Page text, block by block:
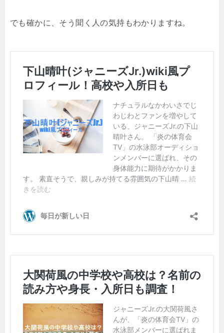
でも確かに、そう聞く人の気持もわかりますね。